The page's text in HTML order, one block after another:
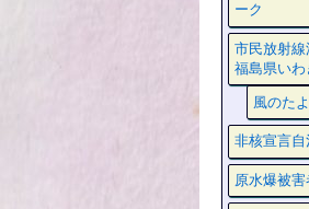
ーク
市民放射
福島県い
風のた
非核宣言
原水爆被